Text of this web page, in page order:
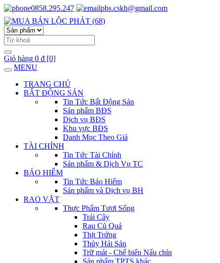
0858.295.247 pbs.cskh@gmail.com
Giỏ hàng 0 đ [0]
MENU
TRANG CHỦ
BẤT ĐỘNG SẢN
Tin Tức Bất Động Sản
Sản phẩm BĐS
Dịch vụ BĐS
Khu vực BĐS
Danh Mục Theo Giá
TÀI CHÍNH
Tin Tức Tài Chính
Sản phẩm & Dịch Vụ TC
BẢO HIỂM
Tin Tức Bảo Hiểm
Sản phẩm và Dịch vụ BH
RAO VẶT
Thực Phẩm Tươi Sống
Trái Cây
Rau Củ Quả
Thịt Trứng
Thủy Hải Sản
Trữ mát - Chế biến Nấu chín
Sản phẩm TPTS khác